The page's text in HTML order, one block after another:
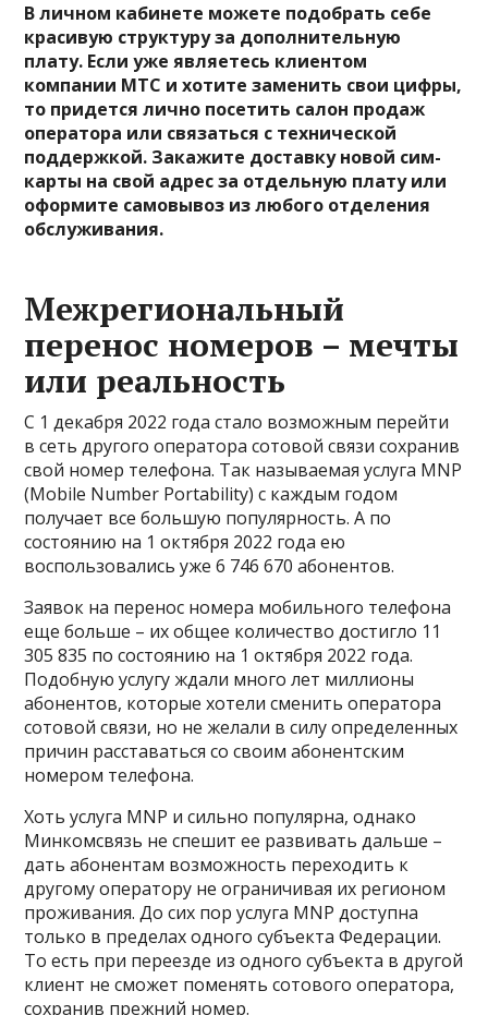
В личном кабинете можете подобрать себе
красивую структуру за дополнительную
плату. Если уже являетесь клиентом
компании МТС и хотите заменить свои цифры,
то придется лично посетить салон продаж
оператора или связаться с технической
поддержкой. Закажите доставку новой сим-
карты на свой адрес за отдельную плату или
оформите самовывоз из любого отделения
обслуживания.
Межрегиональный
перенос номеров – мечты
или реальность
С 1 декабря 2022 года стало возможным перейти
в сеть другого оператора сотовой связи сохранив
свой номер телефона. Так называемая услуга MNP
(Mobile Number Portability) с каждым годом
получает все большую популярность. А по
состоянию на 1 октября 2022 года ею
воспользовались уже 6 746 670 абонентов.
Заявок на перенос номера мобильного телефона
еще больше – их общее количество достигло 11
305 835 по состоянию на 1 октября 2022 года.
Подобную услугу ждали много лет миллионы
абонентов, которые хотели сменить оператора
сотовой связи, но не желали в силу определенных
причин расставаться со своим абонентским
номером телефона.
Хоть услуга MNP и сильно популярна, однако
Минкомсвязь не спешит ее развивать дальше –
дать абонентам возможность переходить к
другому оператору не ограничивая их регионом
проживания. До сих пор услуга MNP доступна
только в пределах одного субъекта Федерации.
То есть при переезде из одного субъекта в другой
клиент не сможет поменять сотового оператора,
сохранив прежний номер.